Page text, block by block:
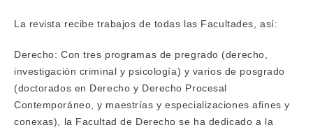
La revista recibe trabajos de todas las Facultades, así:
Derecho: Con tres programas de pregrado (derecho,
investigación criminal y psicología) y varios de posgrado
(doctorados en Derecho y Derecho Procesal
Contemporáneo, y maestrías y especializaciones afines y
conexas), la Facultad de Derecho se ha dedicado a la